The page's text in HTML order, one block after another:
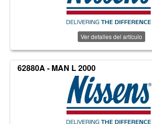
Ver detalles del artículo
62880A - MAN L 2000